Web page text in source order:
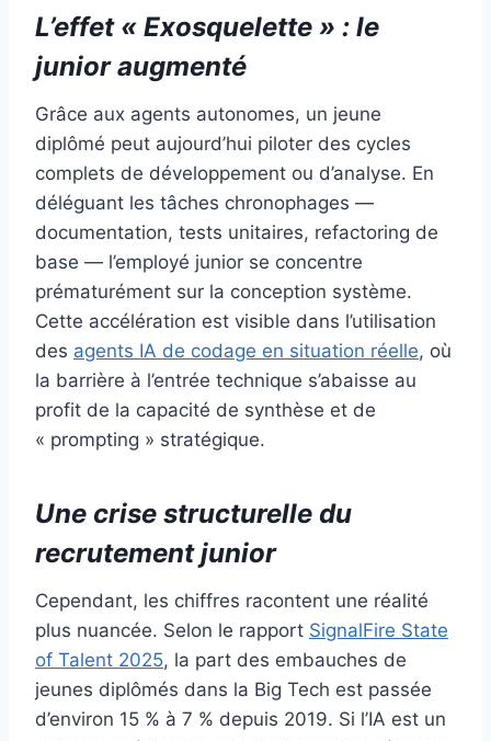
L’effet « Exosquelette » : le
junior augmenté
Grâce aux agents autonomes, un jeune
diplômé peut aujourd’hui piloter des cycles
complets de développement ou d’analyse. En
déléguant les tâches chronophages —
documentation, tests unitaires, refactoring de
base — l’employé junior se concentre
prématurément sur la conception système.
Cette accélération est visible dans l’utilisation
des agents IA de codage en situation réelle, où
la barrière à l’entrée technique s’abaisse au
profit de la capacité de synthèse et de
« prompting » stratégique.
Une crise structurelle du
recrutement junior
Cependant, les chiffres racontent une réalité
plus nuancée. Selon le rapport SignalFire State
of Talent 2025, la part des embauches de
jeunes diplômés dans la Big Tech est passée
d’environ 15 % à 7 % depuis 2019. Si l’IA est un